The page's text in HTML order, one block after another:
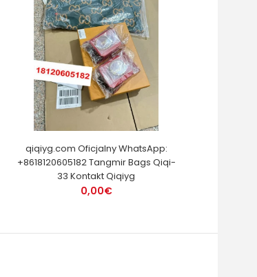
qiqiyg.com Oficjalny WhatsApp:
+8618120605182 Tangmir Bags Qiqi-
33 Kontakt Qiqiyg
0,00€